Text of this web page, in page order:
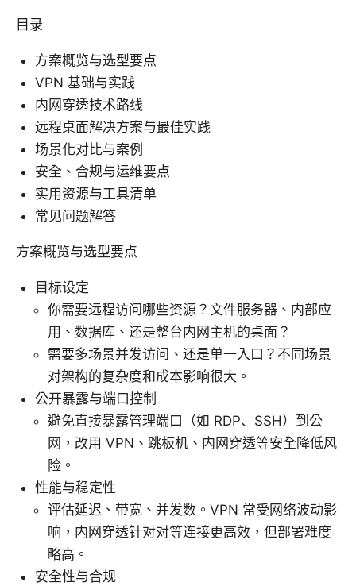
目录
方案概览与选型要点
VPN 基础与实践
内网穿透技术路线
远程桌面解决方案与最佳实践
场景化对比与案例
安全、合规与运维要点
实用资源与工具清单
常见问题解答
方案概览与选型要点
目标设定
你需要远程访问哪些资源？文件服务器、内部应
用、数据库、还是整台内网主机的桌面？
需要多场景并发访问、还是单一入口？不同场景
对架构的复杂度和成本影响很大。
公开暴露与端口控制
避免直接暴露管理端口（如 RDP、SSH）到公
网，改用 VPN、跳板机、内网穿透等安全降低风
险。
性能与稳定性
评估延迟、带宽、并发数。VPN 常受网络波动影
响，内网穿透针对对等连接更高效，但部署难度
略高。
安全性与合规